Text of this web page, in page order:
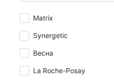
Matrix
Synergetic
Весна
La Roche-Posay